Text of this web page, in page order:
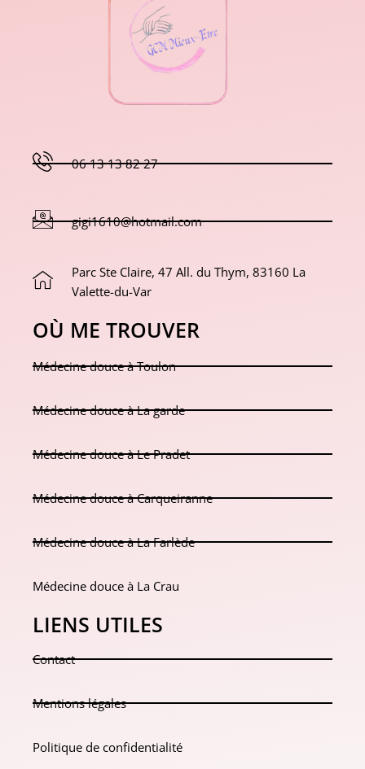
06 13 13 82 27
gigi1610@hotmail.com
Parc Ste Claire, 47 All. du Thym, 83160 La
Valette-du-Var
OÙ ME TROUVER
Médecine douce à Toulon
Médecine douce à La garde
Médecine douce à Le Pradet
Médecine douce à Carqueiranne
Médecine douce à La Farlède
Médecine douce à La Crau
LIENS UTILES
Contact
Mentions légales
Politique de confidentialité